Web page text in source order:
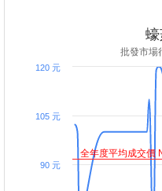
批發市場
90 元
105 元
120 元
全年度平均成交價